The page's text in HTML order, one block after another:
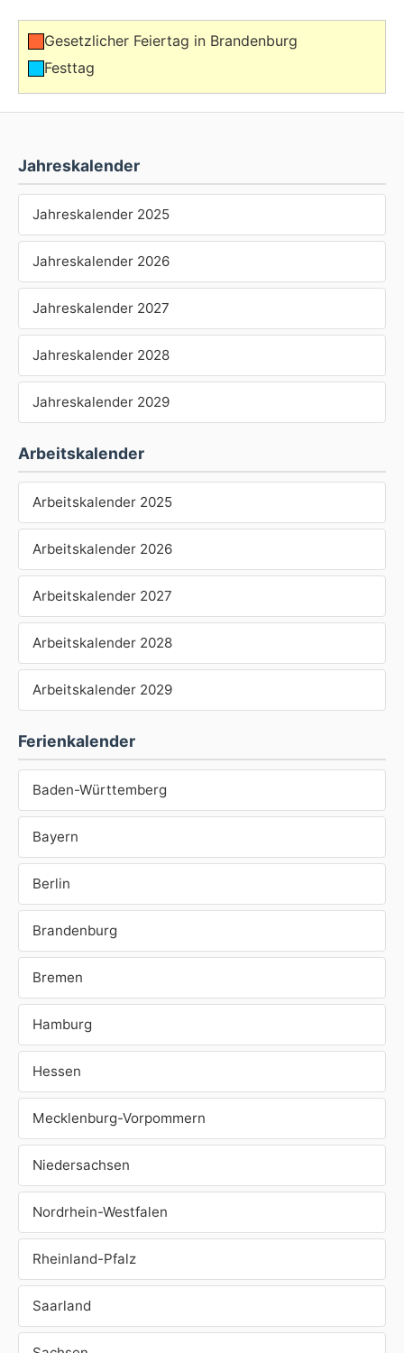
Jahreskalender
Jahreskalender 2025
Jahreskalender 2026
Jahreskalender 2027
Jahreskalender 2028
Jahreskalender 2029
Arbeitskalender
Arbeitskalender 2025
Arbeitskalender 2026
Arbeitskalender 2027
Arbeitskalender 2028
Arbeitskalender 2029
Ferienkalender
Baden-Württemberg
Bayern
Berlin
Brandenburg
Bremen
Hamburg
Hessen
Mecklenburg-Vorpommern
Niedersachsen
Nordrhein-Westfalen
Rheinland-Pfalz
Saarland
Gesetzlicher Feiertag in Brandenburg
Festtag